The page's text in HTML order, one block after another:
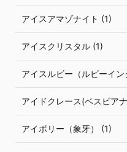
アイスアマゾナイト (1)
アイスクリスタル (1)
アイスルビー（ルビーイ
アイドクレース(ベスビア
アイボリー（象牙） (1)